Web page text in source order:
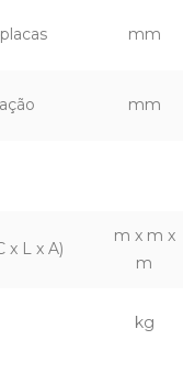
mm
mm
x L x A)
m x m x
m
kg